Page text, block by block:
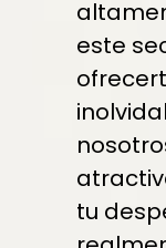
este
tu